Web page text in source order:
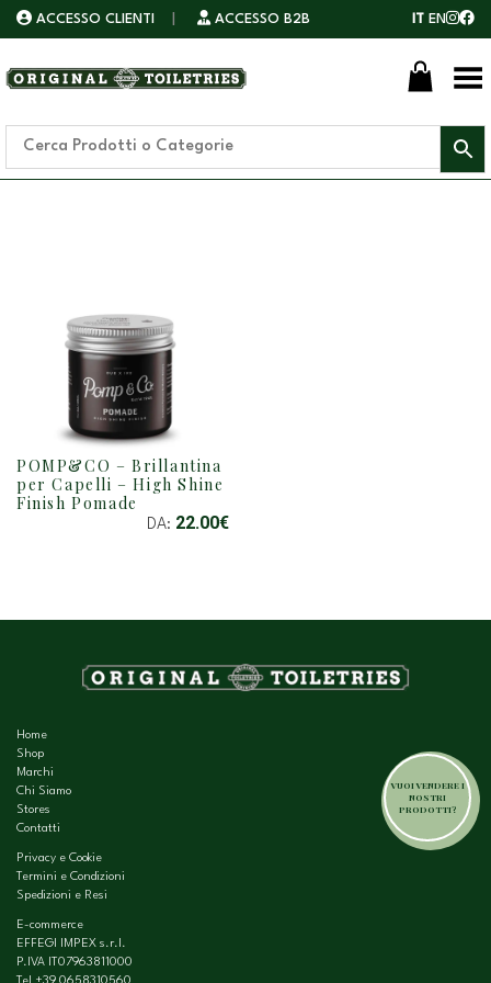
ACCESSO CLIENTI ACCESSO B2B IT EN
Toggle Menu
POMP&CO – Brillantina
per Capelli – High Shine
Finish Pomade
QUESTO
PRODOTTO
HA
POSSONO
DEL
PRODOTTO
DA: 22.00€
VUOI VENDERE I
NOSTRI
PRODOTTI?
Home
Shop
Marchi
Chi Siamo
Stores
Contatti
Privacy e Cookie
Termini e Condizioni
Spedizioni e Resi
E-commerce
EFFEGI IMPEX s.r.l.
P.IVA IT07963811000